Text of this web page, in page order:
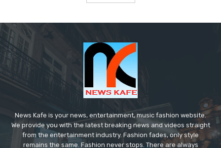
News Kafe is your news, entertainment, music fashion website.
We provide you with the latest breaking news and videos straight
from the entertainment industry. Fashion fades, only style
remains the same. Fashion never stops. There are always